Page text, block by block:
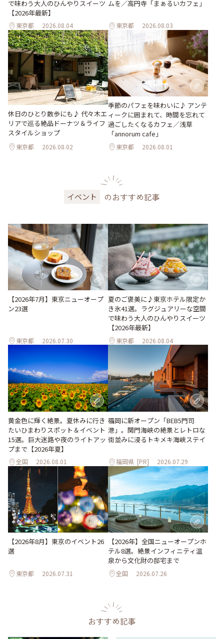
で味わう大人のひんやりスイーツ
【2026年最新】
東京都 2026.08.04
ムを／高円寺「まぁるいカフェ」
東京都 2026.08.03
休日のひとり散歩にも♪ 代々木エ
リアで巡る絶品ドーナツ＆ライフ
スタイルショップ
東京都 2026.08.02
季節のパフェを味わいに♪ アンテ
ィークに囲まれて、時間を忘れて
過ごしたくなるカフェ／浅草
「annorum cafe」
東京都 2026.08.01
イベント のおすすめ記事
【2026年7月】東京ニューオープ
ン23選
東京都 2026.07.30
夏のご褒美に♪東京ホテル限定か
き氷41選。ラグジュアリーな空間
で味わう大人のひんやりスイーツ
【2026年最新】
東京都 2026.08.04
黄金色に輝く絶景。夏休みに行き
たいひまわりスポット＆イベント
15選。巨大迷路や夜のライトアッ
プまで【2026年夏】
全国 2026.08.01
福岡に新オープン「BEB5門司
港」。関門海峡の絶景とレトロな
街並みに浸るトキメキ海峡ステイ
福岡県 [PR] 2026.07.29
【2026年8月】東京のイベント26
選
東京都 2026.07.31
【2026年】全国ニューオープンホ
テル8選。絶景インフィニティ温
泉から文化財の邸宅まで
全国 2026.07.26
おすすめ記事